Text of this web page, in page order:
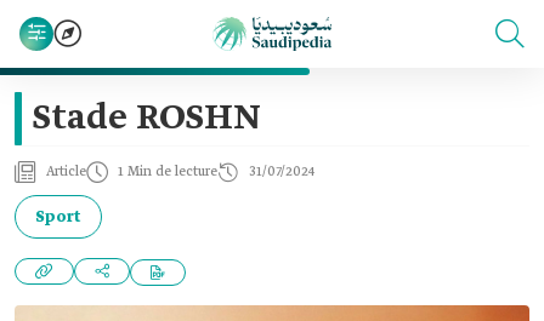
Stade ROSHN
Article 1 Min de lecture 31/07/2024
Sport